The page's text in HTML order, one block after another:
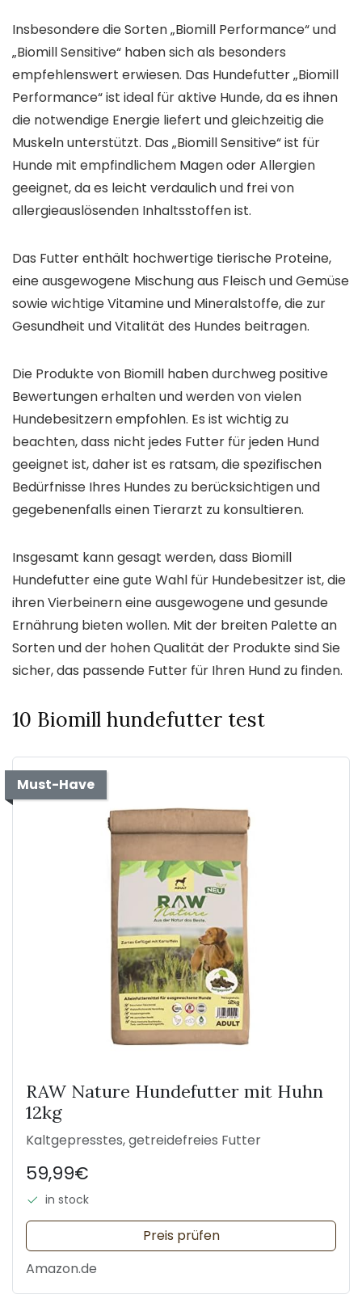
Insbesondere die Sorten „Biomill Performance“ und
„Biomill Sensitive“ haben sich als besonders
empfehlenswert erwiesen. Das Hundefutter „Biomill
Performance“ ist ideal für aktive Hunde, da es ihnen
die notwendige Energie liefert und gleichzeitig die
Muskeln unterstützt. Das „Biomill Sensitive“ ist für
Hunde mit empfindlichem Magen oder Allergien
geeignet, da es leicht verdaulich und frei von
allergieauslösenden Inhaltsstoffen ist.
Das Futter enthält hochwertige tierische Proteine,
eine ausgewogene Mischung aus Fleisch und Gemüse
sowie wichtige Vitamine und Mineralstoffe, die zur
Gesundheit und Vitalität des Hundes beitragen.
Die Produkte von Biomill haben durchweg positive
Bewertungen erhalten und werden von vielen
Hundebesitzern empfohlen. Es ist wichtig zu
beachten, dass nicht jedes Futter für jeden Hund
geeignet ist, daher ist es ratsam, die spezifischen
Bedürfnisse Ihres Hundes zu berücksichtigen und
gegebenenfalls einen Tierarzt zu konsultieren.
Insgesamt kann gesagt werden, dass Biomill
Hundefutter eine gute Wahl für Hundebesitzer ist, die
ihren Vierbeinern eine ausgewogene und gesunde
Ernährung bieten wollen. Mit der breiten Palette an
Sorten und der hohen Qualität der Produkte sind Sie
sicher, das passende Futter für Ihren Hund zu finden.
10 Biomill hundefutter test
Must-Have
RAW Nature Hundefutter mit Huhn
12kg
Kaltgepresstes, getreidefreies Futter
59,99€
in stock
Preis prüfen
Amazon.de